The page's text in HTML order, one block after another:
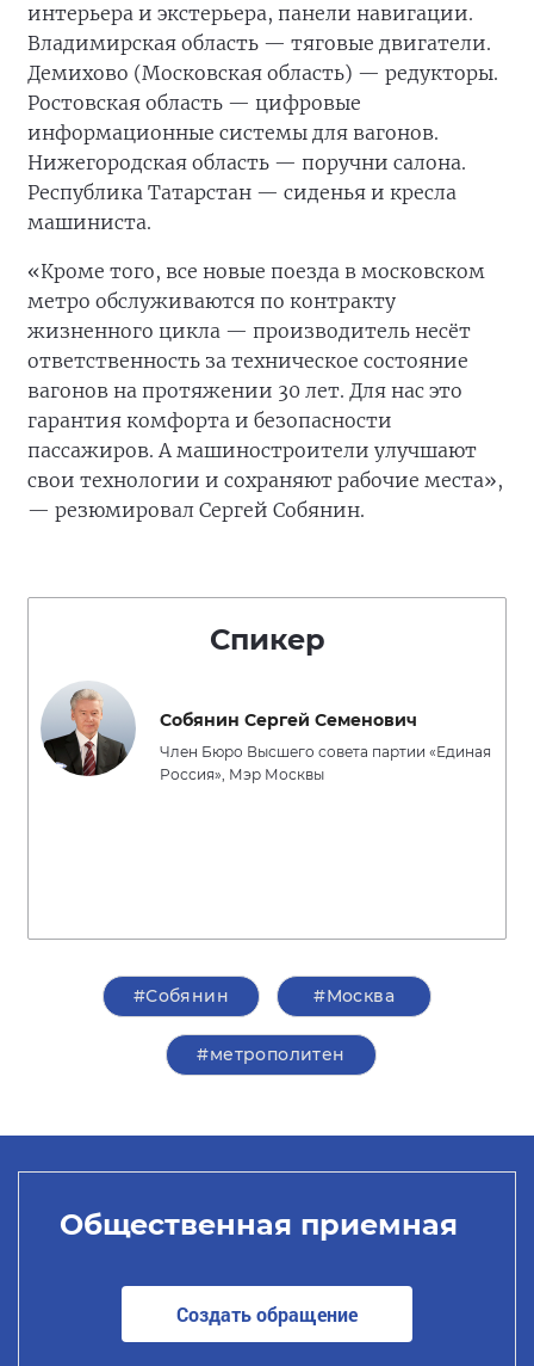
интерьера и экстерьера, панели навигации.
Владимирская область — тяговые двигатели.
Демихово (Московская область) — редукторы.
Ростовская область — цифровые
информационные системы для вагонов.
Нижегородская область — поручни салона.
Республика Татарстан — сиденья и кресла
машиниста.
«Кроме того, все новые поезда в московском
метро обслуживаются по контракту
жизненного цикла — производитель несёт
ответственность за техническое состояние
вагонов на протяжении 30 лет. Для нас это
гарантия комфорта и безопасности
пассажиров. А машиностроители улучшают
свои технологии и сохраняют рабочие места»,
— резюмировал Сергей Собянин.
Спикер
Собянин Сергей Семенович
Член Бюро Высшего совета партии «Единая
Россия», Мэр Москвы
#Собянин #Москва
#метрополитен
Общественная приемная
Создать обращение